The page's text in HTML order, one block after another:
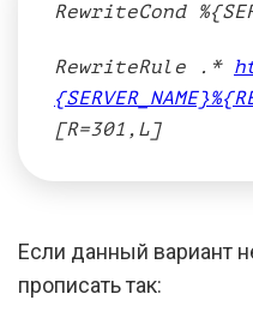
RewriteCond
RewriteRule .*
[R=301,L]
Если данный вариант
прописать так: